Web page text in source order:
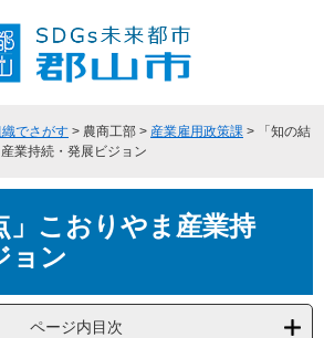
でさがす > 農商工部 > 産業雇用政策課 >
「知の結
業持続・発展ビジョン
」こおりやま産業持
ョン
ページ内目次